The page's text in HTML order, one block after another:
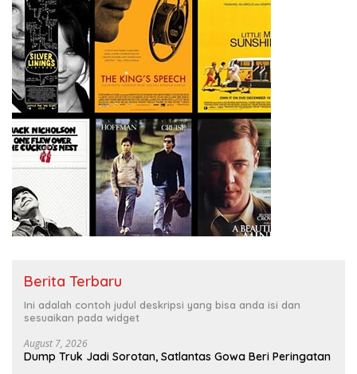
Berita Terbaru
Ini adalah contoh judul deskripsi yang bisa anda isi dan
sesuaikan pada widget
August 7, 2026
Dump Truk Jadi Sorotan, Satlantas Gowa Beri Peringatan